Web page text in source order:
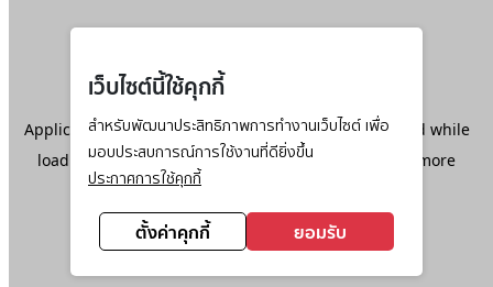
เว็บไซต์นี้ใช้คุกกี้
สำหรับพัฒนาประสิทธิภาพการทำงานเว็บไซต์ เพื่อ
มอบประสบการณ์การใช้งานที่ดียิ่งขึ้น
ประกาศการใช้คุกกี้
ตั้งค่าคุกกี้ ยอมรับ
Application error: aclient-side exception has occurred while
loadingwww.ktc.co.th(see the browser console
for more
information).